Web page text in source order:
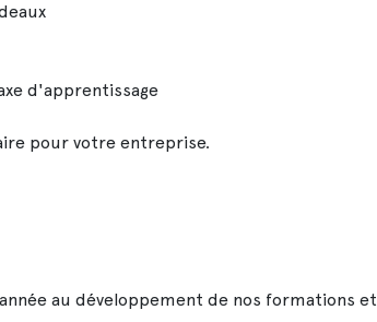
d'apprentissage
pour votre entreprise.
au développement de nos formations et